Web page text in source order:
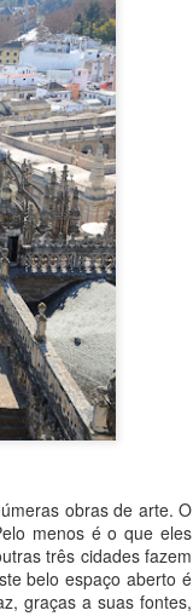
obras de arte. O
menos é o que eles
três cidades fazem
belo espaço aberto é
graças a suas fontes,